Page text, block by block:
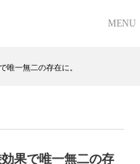
唯一無二の存在に。
果で唯一無二の存